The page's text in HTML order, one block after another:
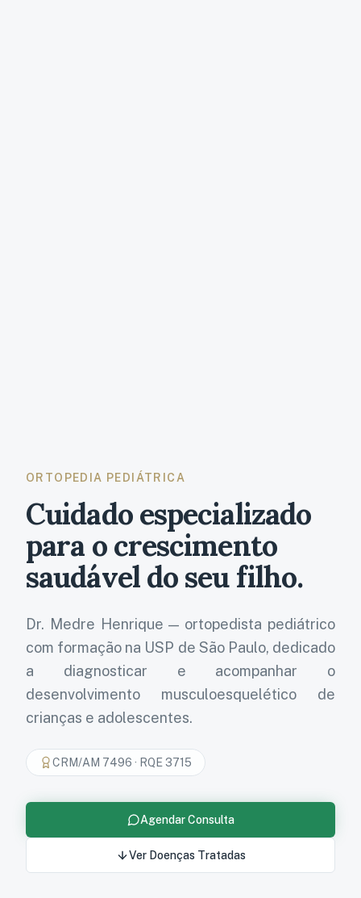
ORTOPEDIA PEDIÁTRICA
Cuidado especializado
para o crescimento
saudável do seu filho.
Dr. Medre Henrique — ortopedista pediátrico
com formação na USP de São Paulo, dedicado
a diagnosticar e acompanhar o
desenvolvimento musculoesquelético de
crianças e adolescentes.
CRM/AM 7496 · RQE 3715
Agendar Consulta
Ver Doenças Tratadas